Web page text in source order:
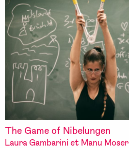
The Game of Nibelungen
Laura Gambarini et Manu Moser